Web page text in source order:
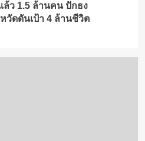
ล้ว 1.5 ล้านคน ปักธง
วัดดันเป้า 4 ล้านชีวิต